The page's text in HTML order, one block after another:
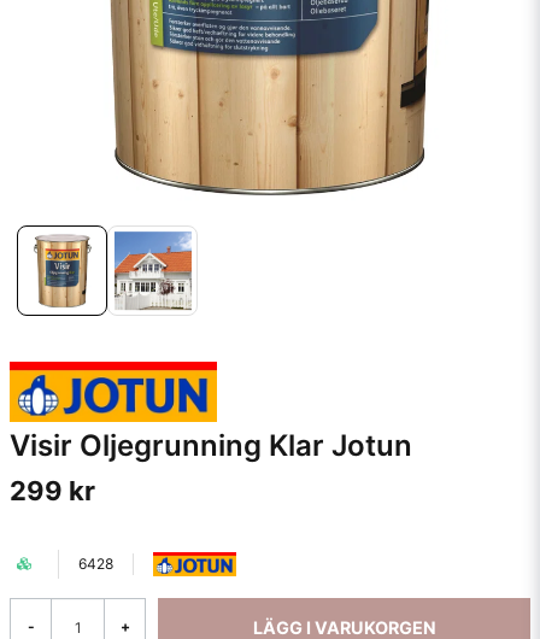
Visir Oljegrunning Klar Jotun
299 kr
6428
- + LÄGG I VARUKORGEN